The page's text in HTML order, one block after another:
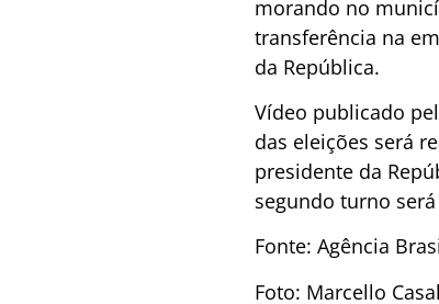
morando no
transferência na
da República.
Vídeo publicado
das eleições será
presidente da
segundo turno
Fonte: Agência
Foto: Marcello Casal